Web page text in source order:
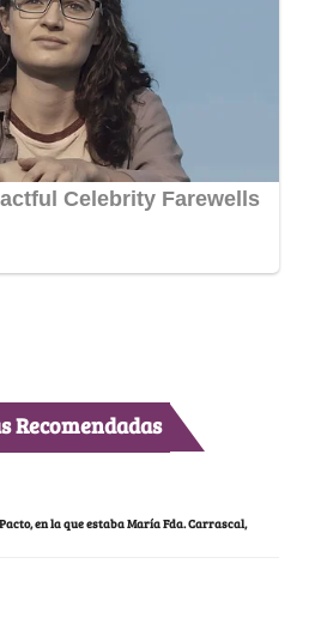
Recomendadas
en la que estaba María Fda. Carrascal,